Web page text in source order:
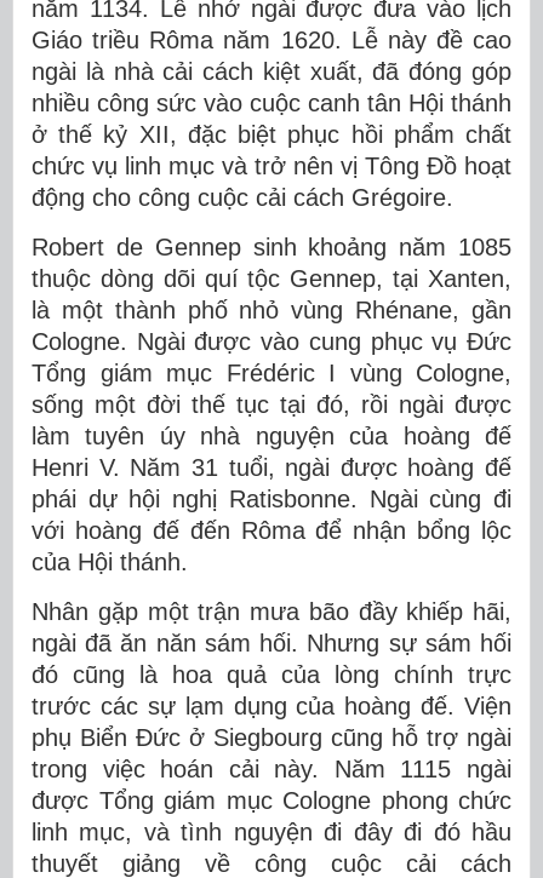
năm 1134. Lễ nhớ ngài được đưa vào lịch
Giáo triều Rôma năm 1620. Lễ này đề cao
ngài là nhà cải cách kiệt xuất, đã đóng góp
nhiều công sức vào cuộc canh tân Hội thánh
ở thế kỷ XII, đặc biệt phục hồi phẩm chất
chức vụ linh mục và trở nên vị Tông Đồ hoạt
động cho công cuộc cải cách Grégoire.
Robert de Gennep sinh khoảng năm 1085
thuộc dòng dõi quí tộc Gennep, tại Xanten,
là một thành phố nhỏ vùng Rhénane, gần
Cologne. Ngài được vào cung phục vụ Đức
Tổng giám mục Frédéric I vùng Cologne,
sống một đời thế tục tại đó, rồi ngài được
làm tuyên úy nhà nguyện của hoàng đế
Henri V. Năm 31 tuổi, ngài được hoàng đế
phái dự hội nghị Ratisbonne. Ngài cùng đi
với hoàng đế đến Rôma để nhận bổng lộc
của Hội thánh.
Nhân gặp một trận mưa bão đầy khiếp hãi,
ngài đã ăn năn sám hối. Nhưng sự sám hối
đó cũng là hoa quả của lòng chính trực
trước các sự lạm dụng của hoàng đế. Viện
phụ Biển Đức ở Siegbourg cũng hỗ trợ ngài
trong việc hoán cải này. Năm 1115 ngài
được Tổng giám mục Cologne phong chức
linh mục, và tình nguyện đi đây đi đó hầu
thuyết giảng về công cuộc cải cách